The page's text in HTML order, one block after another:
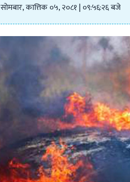
सोमबार, कात्तिक ०५, २०८१ | ०९:५६:२६ बजे